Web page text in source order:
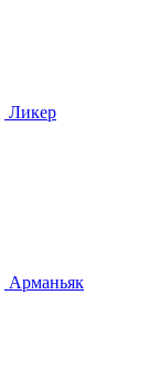
Ликер
Арманьяк